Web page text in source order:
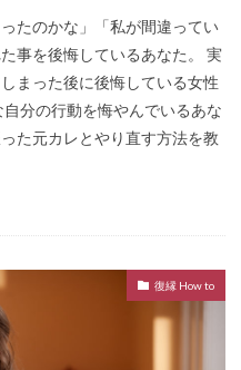
たのかな」「私が間違ってい
事を後悔しているあなた。 実
まった後に後悔している女性
分の行動を悔やんでいるあな
た元カレとやり直す方法を教
復縁 How to